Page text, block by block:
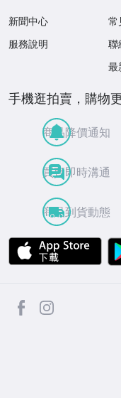
新聞中心
服務說明
常
聯
最
手機逛拍賣，購物
商品降價通知
買賣即時溝通
商品到貨動態
facebook